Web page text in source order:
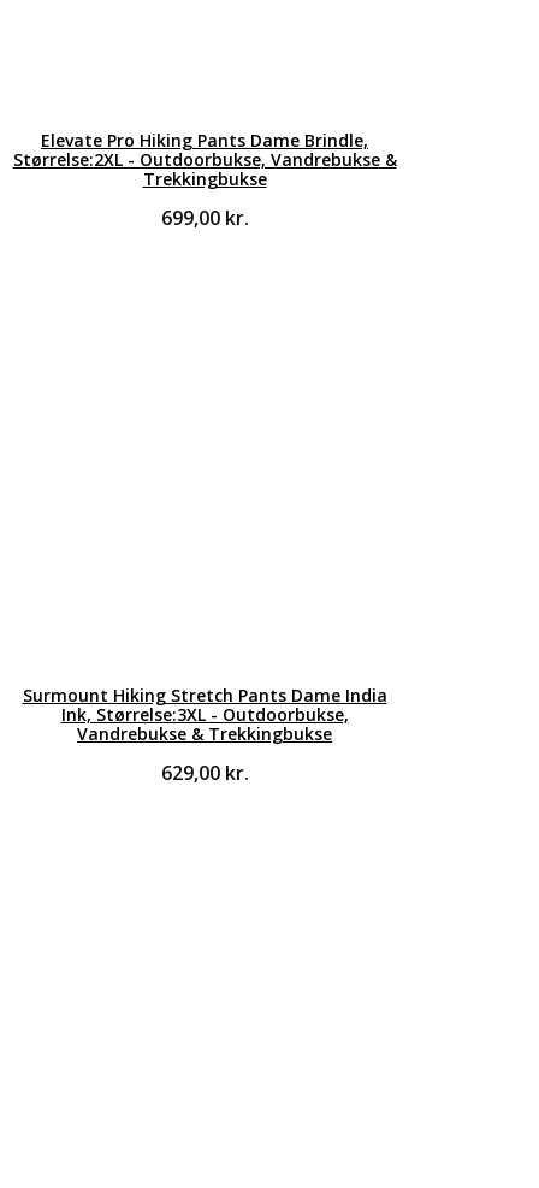
Elevate Pro Hiking Pants Dame Brindle,
Størrelse:2XL - Outdoorbukse, Vandrebukse &
Trekkingbukse
699,00 kr.
Surmount Hiking Stretch Pants Dame India
Ink, Størrelse:3XL - Outdoorbukse,
Vandrebukse & Trekkingbukse
629,00 kr.